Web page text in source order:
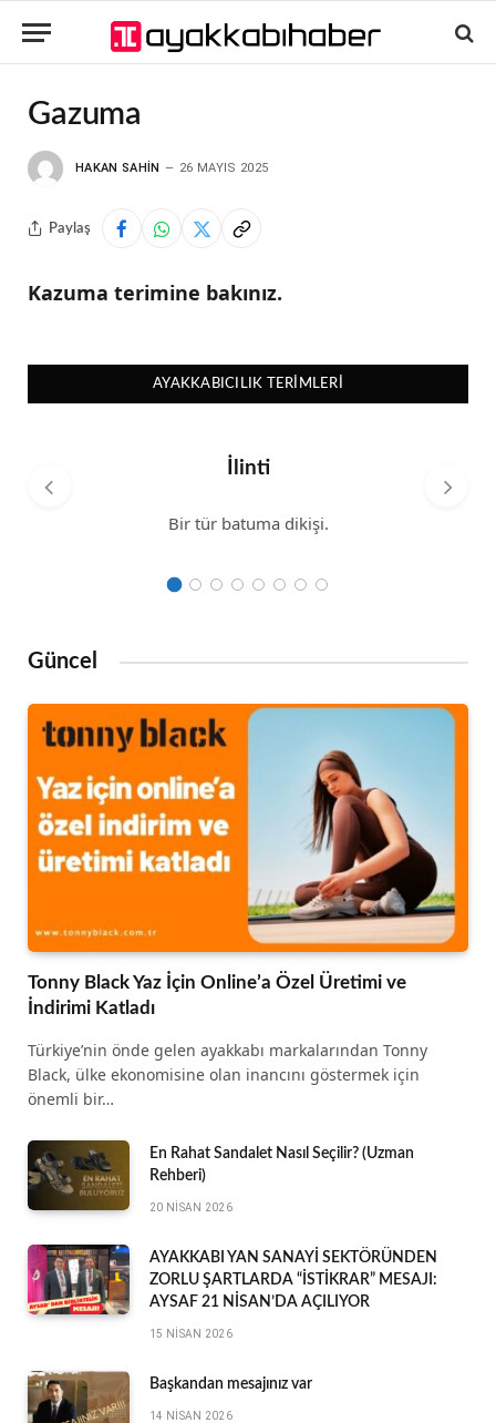
Gazuma
HAKAN SAHIN 26 MAYIS 2025
Paylaş
Kazuma terimine bakınız.
AYAKKABICILIK TERIMLERI
İlinti
Bir tür batuma dikişi.
Güncel
Tonny Black Yaz İçin Online’a Özel Üretimi ve
İndirimi Katladı
Türkiye’nin önde gelen ayakkabı markalarından Tonny
Black, ülke ekonomisine olan inancını göstermek için
önemli bir…
En Rahat Sandalet Nasıl Seçilir? (Uzman
Rehberi)
20 NISAN 2026
AYAKKABI YAN SANAYİ SEKTÖRÜNDEN
ZORLU ŞARTLARDA “İSTİKRAR” MESAJI:
AYSAF 21 NİSAN’DA AÇILIYOR
15 NISAN 2026
Başkandan mesajınız var
14 NISAN 2026